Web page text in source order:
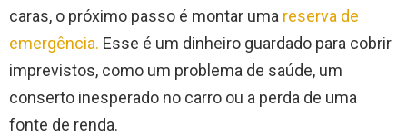
caras, o próximo passo é montar uma reserva de
emergência. Esse é um dinheiro guardado para cobrir
imprevistos, como um problema de saúde, um
conserto inesperado no carro ou a perda de uma
fonte de renda.